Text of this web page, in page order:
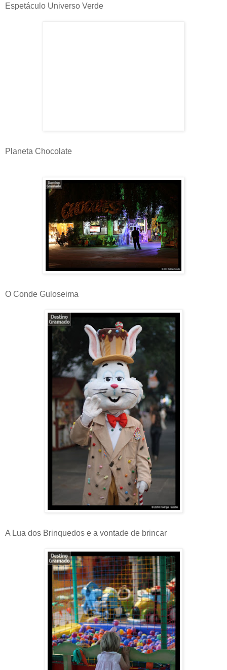
Espetáculo Universo Verde
Planeta Chocolate
O Conde Guloseima
A Lua dos Brinquedos e a vontade de brincar